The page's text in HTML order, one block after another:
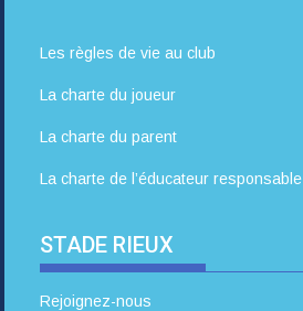
Les règles de vie au club
La charte du joueur
La charte du parent
La charte de l’éducateur responsable
STADE RIEUX
Rejoignez-nous